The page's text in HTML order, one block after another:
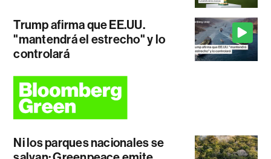
Trump afirma que EE.UU.
"mantendrá el estrecho" y lo
controlará
Ni los parques nacionales se